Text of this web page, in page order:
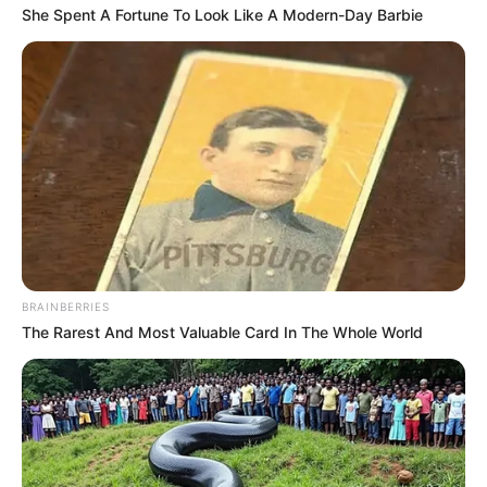
She Spent A Fortune To Look Like A Modern-Day Barbie
BRAINBERRIES
The Rarest And Most Valuable Card In The Whole World